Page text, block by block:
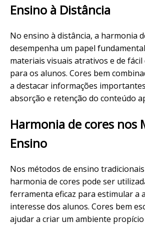
Ensino à Distância
No ensino à distância, a harmonia
desempenha um papel
materiais visuais atrativos e de
para os alunos. Cores bem
a destacar informações
absorção e retenção do conteúdo
Harmonia de cores nos
Ensino
Nos métodos de ensino
harmonia de cores pode ser
ferramenta eficaz para estimular a
interesse dos alunos. Cores bem
ajudar a criar um ambiente